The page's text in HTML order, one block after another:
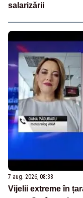
salarizării
7 aug. 2026, 08:38
Vijelii extreme în